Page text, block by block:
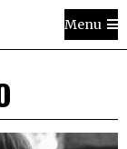
Menu